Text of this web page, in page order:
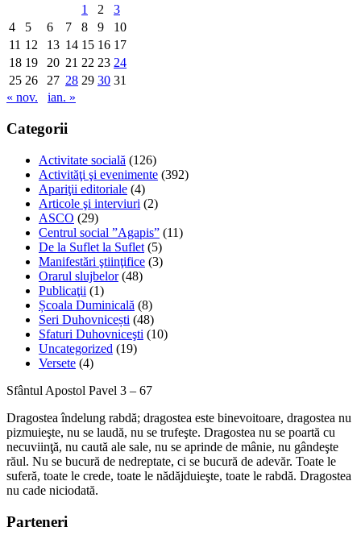
1
2
3
4
5 6 7 8 9
10
11 12 13 14 15 16 17
18 19 20 21 22 23 24
25 26 27 28 29 30 31
« nov.
ian. »
Categorii
Activitate socială (126)
Activităţi şi evenimente (392)
Apariţii editoriale (4)
Articole şi interviuri (2)
ASCO (29)
Centrul social ”Agapis” (11)
De la Suflet la Suflet (5)
Manifestări ştiinţifice (3)
Orarul slujbelor(48)
Publicaţii (1)
Școala Duminicală (8)
Seri Duhovnicești (48)
Sfaturi Duhovniceşti (10)
Uncategorized (19)
Versete (4)
Sfântul Apostol Pavel 3 – 67
Dragostea îndelung rabdă; dragostea este binevoitoare, dragostea nu
pizmuieşte, nu se laudă, nu se trufeşte. Dragostea nu se poartă cu
necuviinţă, nu caută ale sale, nu se aprinde de mânie, nu gândeşte
răul. Nu se bucură de nedreptate, ci se bucură de adevăr. Toate le
suferă, toate le crede, toate le nădăjduieşte, toate le rabdă. Dragostea
nu cade niciodată.
Parteneri